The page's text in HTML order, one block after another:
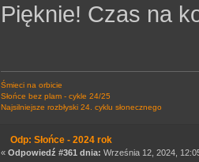
Pięknie! Czas na
Śmieci na orbicie
Słońce bez plam - cykle 24/25
Najsilniejsze rozbłyski 24. cyklu słonecznego
Odp: Słońce - 2024 rok
« Odpowiedź #361 dnia: Września 12, 2024,